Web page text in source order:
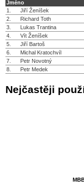
Jméno
1.
Jiří Ženíšek
2.
Richard Toth
3.
Lukas Trantina
4.
Vít Ženíšek
5.
Jiří Bartoš
6.
Michal Kratochvíl
7.
Petr Novotný
8.
Petr Medek
Nejčastěji